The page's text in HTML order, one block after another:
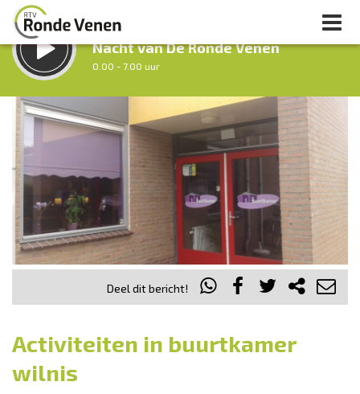
LUISTER LIVE:
Nacht van De Ronde Venen
0.00 - 7.00 uur
STRAKS:
Ochtendronde
7.00 - 12.00 uur
Vorig uur
uur 1 van 0 Volgend uur
Inklappen
Deel dit bericht!
Activiteiten in buurtkamer
wilnis